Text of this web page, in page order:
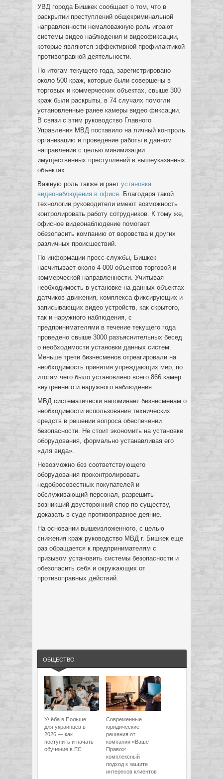
УВД города Бишкек сообщает о том, что в
раскрытии преступлений общекриминальной
направленности немаловажную роль играют
системы видео наблюдения и видеофиксации,
которые являются эффективной профилактикой
противоправной деятельности.
По итогам текущего года, зарегистрировано
около 500 краж, которые были совершены в
торговых и коммерческих объектах, свыше 300
краж были раскрыты, в 74 случаях помогли
установленные ранее камеры видео фиксации.
В связи с этим руководство Главного
Управления МВД поставило на личный контроль
организацию и проведение работы в данном
направлении с целью минимизации
имущественных преступлений в вышеуказанных
объектах.
Важную роль также играет установка
видеонаблюдения в офисе. Благодаря такой
технологии руководители имеют возможность
контролировать работу сотрудников. К тому же,
офисное видеонаблюдение помогает
обезопасить компанию от воровства и других
различных происшествий.
По информации пресс-службы, Бишкек
насчитывает около 4 000 объектов торговой и
коммерческой направленности. Учитывая
необходимость в установке на данных объектах
датчиков движения, комплекса фиксирующих и
записывающих видео устройств, как скрытого,
так и наружного наблюдения, с
предпринимателями в течение текущего года
проведено свыше 3000 разъяснительных бесед
о необходимости установки данных систем.
Меньше трети бизнесменов отреагировали на
необходимость принятия упреждающих мер, по
итогам чего было установлено всего 866 камер
внутреннего и наружного наблюдения.
МВД систематически напоминает бизнесменам о
необходимости использования технических
средств в решении вопроса обеспечении
безопасности. Не стоит экономить на установке
оборудования, формально устанавливая его
«для вида».
Невозможно без соответствующего
оборудования проконтролировать
недобросовестных покупателей и
обслуживающий персонал, разрешить
возникший двусторонний спор по существу,
доказать в суде противоправное деяние.
На основании вышеизложенного, с целью
снижения краж руководство МВД г. Бишкек еще
раз обращается к предпринимателям с
призывом установить системы безопасности и
обезопасить себя и окружающих от
противоправных действий.
ОБЩЕСТВО
Учёба в Польше
для украинцев в
2026 — как
поступить и начать
обучение в ЕС
Современные
юридические
решения от
компании «Ваше
Право»:
комплексный
подход к защите
интересов клиентов